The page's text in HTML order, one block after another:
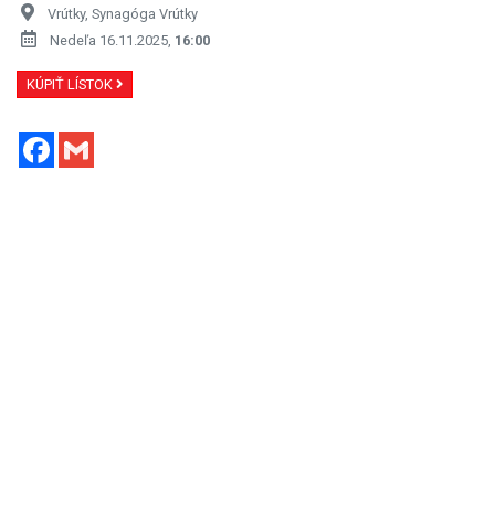
Vrútky, Synagóga Vrútky
Nedeľa 16.11.2025, 16:00
KÚPIŤ LÍSTOK
Facebook